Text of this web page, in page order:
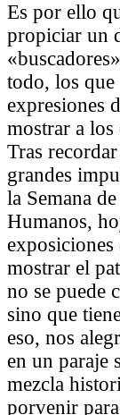
Es por ello
propiciar un
todo, los que
expresiones
mostrar a los
Tras
grandes
la Semana
Humanos,
mostrar el
no se puede
sino que
eso, nos
en un paraje
mezcla
porvenir